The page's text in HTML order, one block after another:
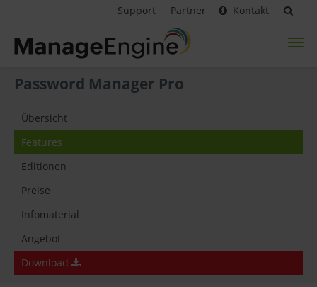
Support Partner Kontakt
Password Manager Pro
Übersicht
Features
Editionen
Preise
Infomaterial
Angebot
Download